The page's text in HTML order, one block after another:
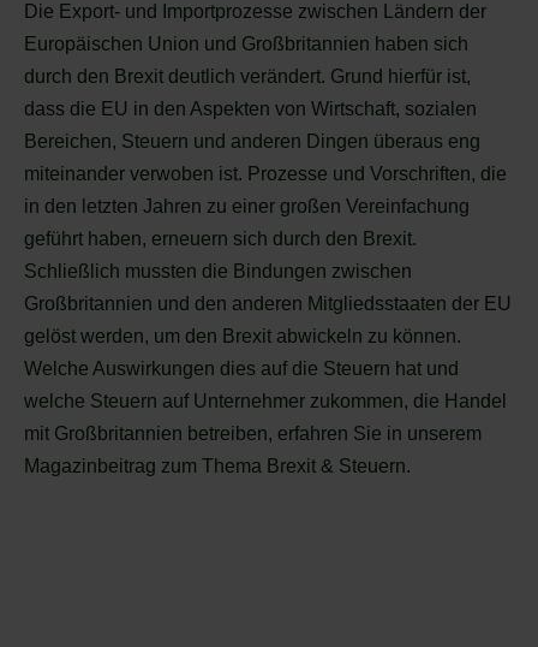
Die Export- und Importprozesse zwischen Ländern der
Europäischen Union und Großbritannien haben sich
durch den Brexit deutlich verändert. Grund hierfür ist,
dass die EU in den Aspekten von Wirtschaft, sozialen
Bereichen, Steuern und anderen Dingen überaus eng
miteinander verwoben ist. Prozesse und Vorschriften, die
in den letzten Jahren zu einer großen Vereinfachung
geführt haben, erneuern sich durch den Brexit.
Schließlich mussten die Bindungen zwischen
Großbritannien und den anderen Mitgliedsstaaten der EU
gelöst werden, um den Brexit abwickeln zu können.
Welche Auswirkungen dies auf die Steuern hat und
welche Steuern auf Unternehmer zukommen, die Handel
mit Großbritannien betreiben, erfahren Sie in unserem
Magazinbeitrag zum Thema Brexit & Steuern.